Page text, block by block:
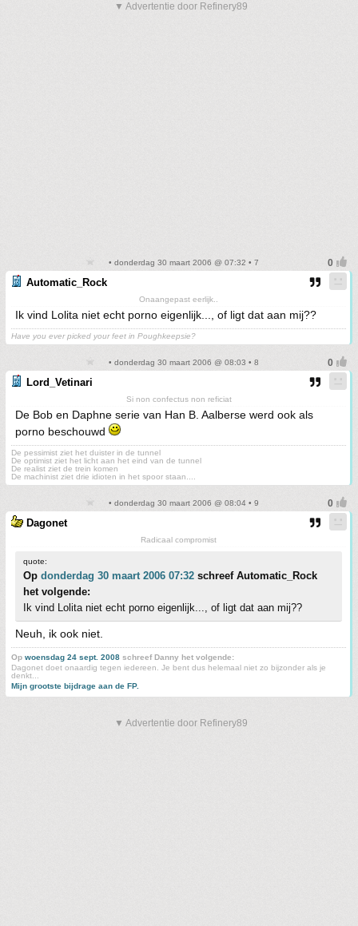
▼ Advertentie door Refinery89
• donderdag 30 maart 2006 @ 07:32 • 7
Automatic_Rock
Onaangepast eerlijk..
Ik vind Lolita niet echt porno eigenlijk..., of ligt dat aan mij??
Have you ever picked your feet in Poughkeepsie?
• donderdag 30 maart 2006 @ 08:03 • 8
Lord_Vetinari
Si non confectus non reficiat
De Bob en Daphne serie van Han B. Aalberse werd ook als
porno beschouwd
De pessimist ziet het duister in de tunnel
De optimist ziet het licht aan het eind van de tunnel
De realist ziet de trein komen
De machinist ziet drie idioten in het spoor staan....
• donderdag 30 maart 2006 @ 08:04 • 9
Dagonet
Radicaal compromist
quote:
Op donderdag 30 maart 2006 07:32 schreef Automatic_Rock
het volgende:
Ik vind Lolita niet echt porno eigenlijk..., of ligt dat aan mij??
Neuh, ik ook niet.
Op woensdag 24 sept. 2008 schreef Danny het volgende:
Dagonet doet onaardig tegen iedereen. Je bent dus helemaal niet zo bijzonder als je
denkt...
Mijn grootste bijdrage aan de FP.
▼ Advertentie door Refinery89